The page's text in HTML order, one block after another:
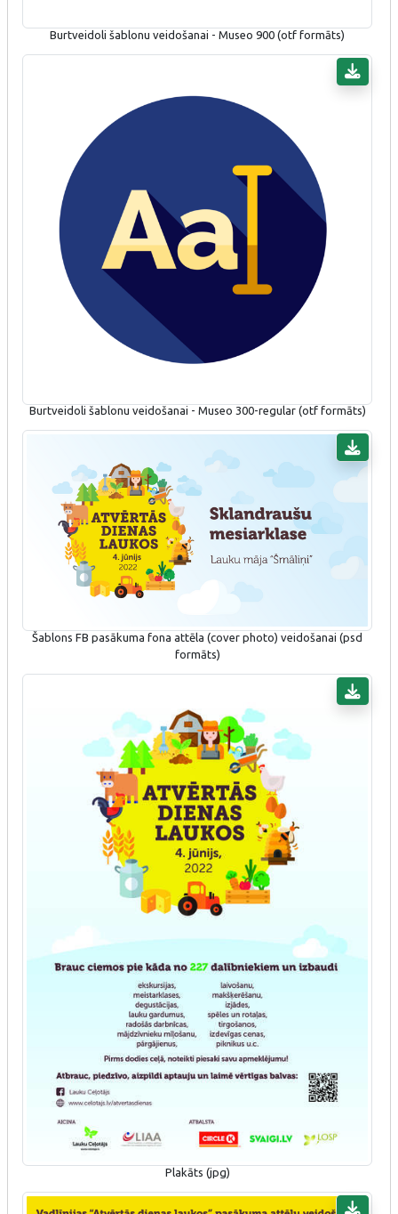
Burtveidoli šablonu veidošanai - Museo 900 (otf formāts)
Burtveidoli šablonu veidošanai - Museo 300-regular (otf formāts)
Šablons FB pasākuma fona attēla (cover photo) veidošanai (psd
formāts)
Plakāts (jpg)